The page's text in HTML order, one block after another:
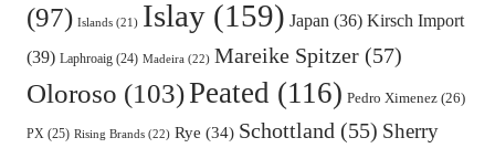
(97) Islands(21) Islay(159) Japan (36) Kirsch Import
(39) Laphroaig(24) Madeira(22) Mareike Spitzer(57)
Oloroso (103)Peated (116) Pedro Ximenez(26)
PX(25) Rising Brands(22) Rye (34) Schottland(55) Sherry